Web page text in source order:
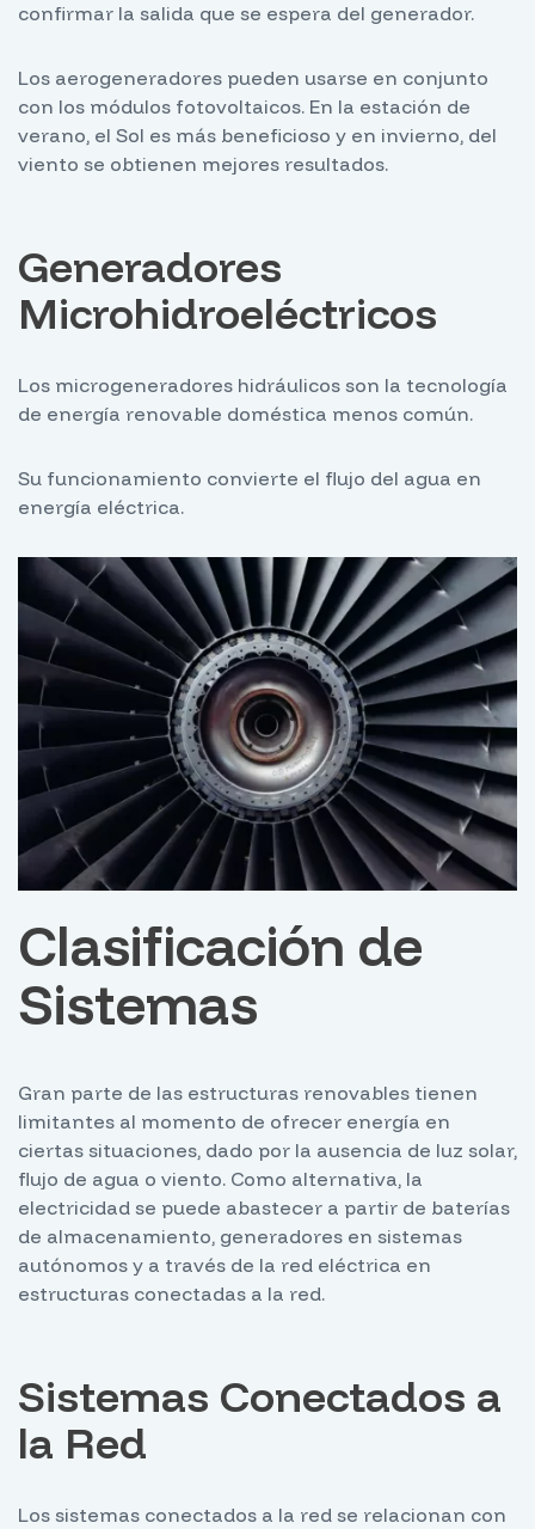
confirmar la salida que se espera del generador.
Los aerogeneradores pueden usarse en conjunto
con los módulos fotovoltaicos. En la estación de
verano, el Sol es más beneficioso y en invierno, del
viento se obtienen mejores resultados.
Generadores
Microhidroeléctricos
Los microgeneradores hidráulicos son la tecnología
de energía renovable doméstica menos común.
Su funcionamiento convierte el flujo del agua en
energía eléctrica.
Clasificación de
Sistemas
Gran parte de las estructuras renovables tienen
limitantes al momento de ofrecer energía en
ciertas situaciones, dado por la ausencia de luz solar,
flujo de agua o viento. Como alternativa, la
electricidad se puede abastecer a partir de baterías
de almacenamiento, generadores en sistemas
autónomos y a través de la red eléctrica en
estructuras conectadas a la red.
Sistemas Conectados a
la Red
Los sistemas conectados a la red se relacionan con